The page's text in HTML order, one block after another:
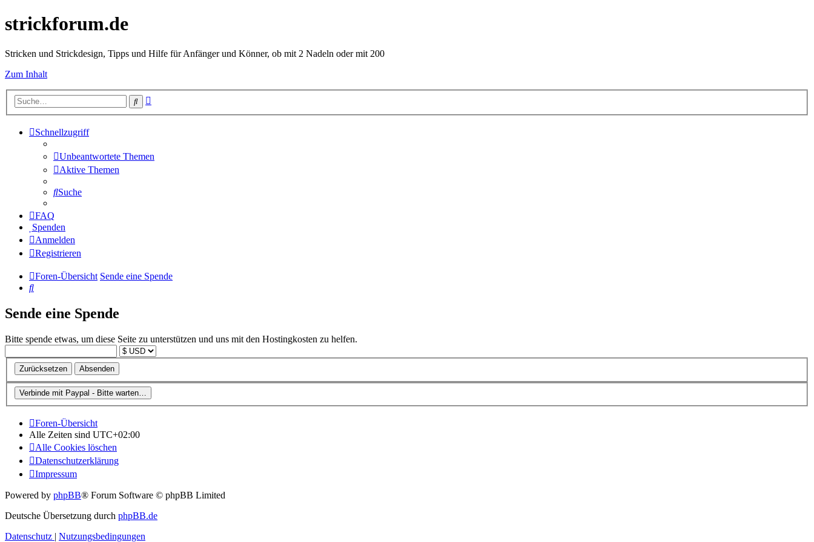
strickforum.de
Stricken und Strickdesign, Tipps und Hilfe für Anfänger und Könner, ob mit 2 Nadeln oder mit 200
Zum Inhalt
Suche
Schnellzugriff
Unbeantwortete Themen
Aktive Themen
Suche
FAQ
Spenden
Anmelden
Registrieren
Foren-Übersicht Sende eine Spende
Suche
Sende eine Spende
Bitte spende etwas, um diese Seite zu unterstützen und uns mit den Hostingkosten zu helfen.
Foren-Übersicht
Alle Zeiten sind UTC+02:00
Alle Cookies löschen
Datenschutzerklärung
Impressum
Powered by phpBB® Forum Software © phpBB Limited
Deutsche Übersetzung durch phpBB.de
Datenschutz
Nutzungsbedingungen